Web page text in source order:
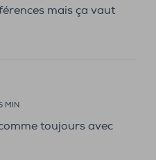
mais ça vaut
MIN
toujours avec